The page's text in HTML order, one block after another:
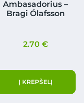
Ambasadorius –
Bragi Ólafsson
2.70 €
Į KREPŠELĮ